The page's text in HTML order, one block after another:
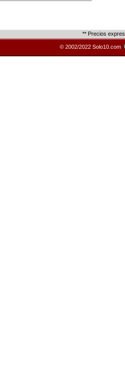
** Precios
© 2002/2022 Solo10.com